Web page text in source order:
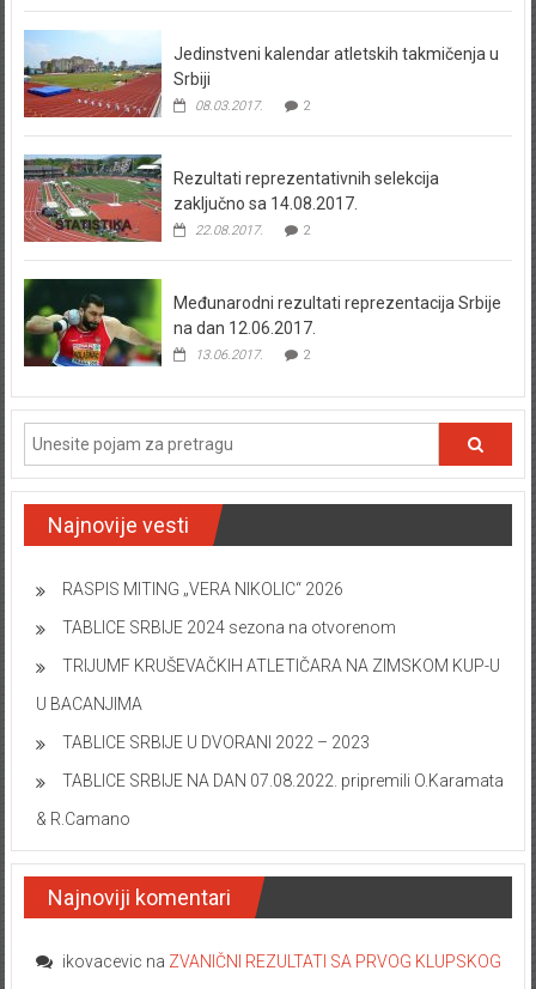
Jedinstveni kalendar atletskih takmičenja u
Srbiji
08.03.2017. 2
Rezultati reprezentativnih selekcija
zaključno sa 14.08.2017.
22.08.2017. 2
Međunarodni rezultati reprezentacija Srbije
na dan 12.06.2017.
13.06.2017. 2
Najnovije vesti
RASPIS MITING „VERA NIKOLIC“ 2026
TABLICE SRBIJE 2024 sezona na otvorenom
TRIJUMF KRUŠEVAČKIH ATLETIČARA NA ZIMSKOM KUP-U
U BACANJIMA
TABLICE SRBIJE U DVORANI 2022 – 2023
TABLICE SRBIJE NA DAN 07.08.2022. pripremili O.Karamata
& R.Camano
Najnoviji komentari
ikovacevic na ZVANIČNI REZULTATI SA PRVOG KLUPSKOG